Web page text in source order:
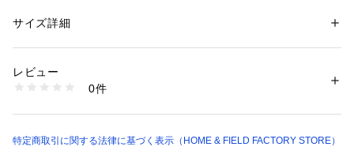
●オーブン対応
同じ形の異なる柄を検索される場合は『ハイフン以降のアルフ
ァベットを除いたJから始まる品番』を検索窓に入れることで
性別：レディース
素材：全面積層強化ガラス
商品番号：
CP-9470 （ショップ）
サイズ詳細
レビュー
0件
特定商取引に関する法律に基づく表示（HOME & FIELD FACTORY STORE）